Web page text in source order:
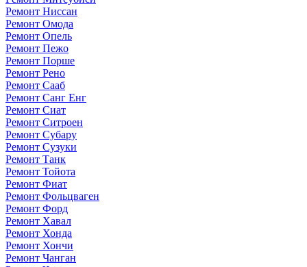
Ремонт Ниссан
Ремонт Омода
Ремонт Опель
Ремонт Пежо
Ремонт Порше
Ремонт Рено
Ремонт Сааб
Ремонт Санг Енг
Ремонт Сиат
Ремонт Ситроен
Ремонт Субару
Ремонт Сузуки
Ремонт Танк
Ремонт Тойота
Ремонт Фиат
Ремонт Фольцваген
Ремонт Форд
Ремонт Хавал
Ремонт Хонда
Ремонт Хончи
Ремонт Чанган